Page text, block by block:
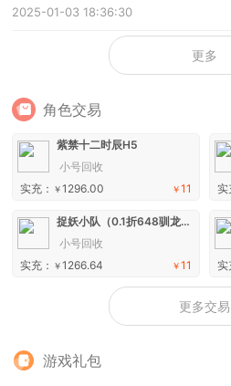
2025-01-03 18:36:30
更多
角色交易
紫禁十二时辰H5
小号回收
￥11
实充： ￥1296.00 实
捉妖小队（0.1折648驯龙免费版）H5
小号回收
￥11
实充： ￥1266.64 实
更多交易
游戏礼包